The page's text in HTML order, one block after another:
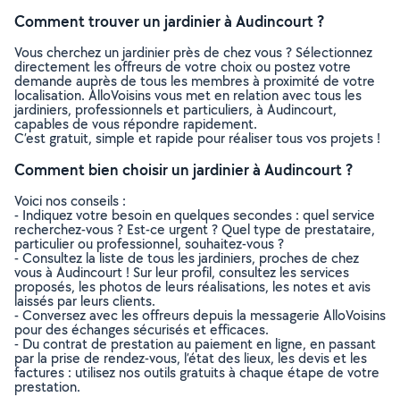
Comment trouver un jardinier à Audincourt ?
Vous cherchez un jardinier près de chez vous ? Sélectionnez
directement les offreurs de votre choix ou postez votre
demande auprès de tous les membres à proximité de votre
localisation. AlloVoisins vous met en relation avec tous les
jardiniers, professionnels et particuliers, à Audincourt,
capables de vous répondre rapidement.
C’est gratuit, simple et rapide pour réaliser tous vos projets !
Comment bien choisir un jardinier à Audincourt ?
Voici nos conseils :
- Indiquez votre besoin en quelques secondes : quel service
recherchez-vous ? Est-ce urgent ? Quel type de prestataire,
particulier ou professionnel, souhaitez-vous ?
- Consultez la liste de tous les jardiniers, proches de chez
vous à Audincourt ! Sur leur profil, consultez les services
proposés, les photos de leurs réalisations, les notes et avis
laissés par leurs clients.
- Conversez avec les offreurs depuis la messagerie AlloVoisins
pour des échanges sécurisés et efficaces.
- Du contrat de prestation au paiement en ligne, en passant
par la prise de rendez-vous, l’état des lieux, les devis et les
factures : utilisez nos outils gratuits à chaque étape de votre
prestation.